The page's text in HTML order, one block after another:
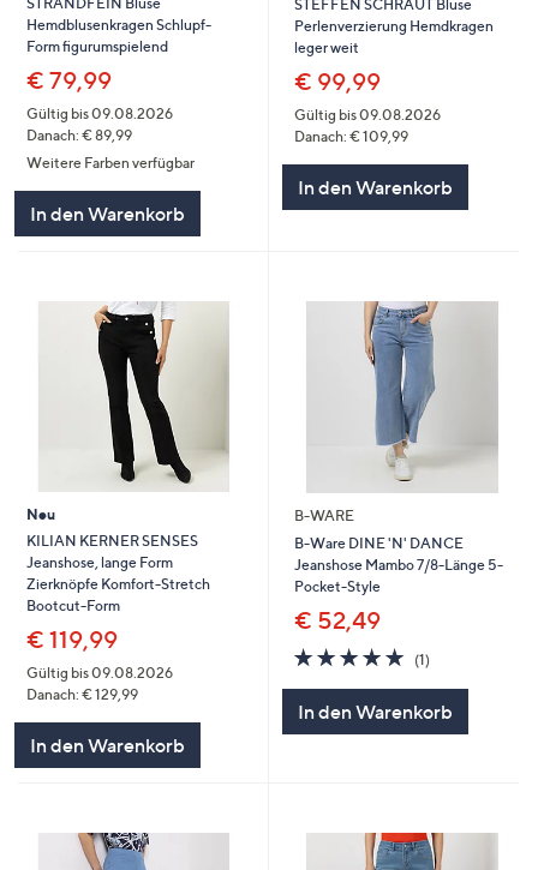
Hemdblusenkragen Schlupf-
Form figurumspielend
€ 79,99
Gültig bis 09.08.2026
Danach: € 89,99
Weitere Farben verfügbar
In den Warenkorb
STEFFEN SCHRAUT Bluse
Perlenverzierung Hemdkragen
leger weit
€ 99,99
Gültig bis 09.08.2026
Danach: € 109,99
In den Warenkorb
Neu
KILIAN KERNER SENSES
Jeanshose, lange Form
Zierknöpfe Komfort-Stretch
Bootcut-Form
€ 119,99
Gültig bis 09.08.2026
Danach: € 129,99
In den Warenkorb
B-WARE
B-Ware DINE 'N' DANCE
Jeanshose Mambo 7/8-Länge 5-
Pocket-Style
€ 52,49
5.0
von
(1)1
In den Warenkorb